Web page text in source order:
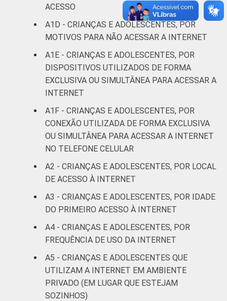
De 13 a 14
anos
40 2
De 15 a 17
anos
RENDA
FAMILIAR
Até 1 SM 53
SM até 2 SM
45
Mais de 2
SM até 3 SM
Mais de 3
Não tem
renda
Não
respondeu
72
ACESSO
A1D - CRIANÇAS E ADOLESCENTES, POR
MOTIVOS PARA NÃO ACESSAR A INTERNET
A1E - CRIANÇAS E ADOLESCENTES, POR
DISPOSITIVOS UTILIZADOS DE FORMA
EXCLUSIVA OU SIMULTÂNEA PARA ACESSAR A
INTERNET
A1F - CRIANÇAS E ADOLESCENTES, POR
CONEXÃO UTILIZADA DE FORMA EXCLUSIVA
OU SIMULTÂNEA PARA ACESSAR A INTERNET
NO TELEFONE CELULAR
A2 - CRIANÇAS E ADOLESCENTES, POR LOCAL
DE ACESSO À INTERNET
A3 - CRIANÇAS E ADOLESCENTES, POR IDADE
DO PRIMEIRO ACESSO À INTERNET
A4 - CRIANÇAS E ADOLESCENTES, POR
FREQUÊNCIA DE USO DA INTERNET
A5 - CRIANÇAS E ADOLESCENTES QUE
UTILIZAM A INTERNET EM AMBIENTE
PRIVADO (EM LUGAR QUE ESTEJAM
SOZINHOS)